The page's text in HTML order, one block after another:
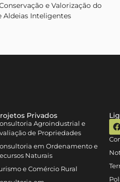
e Valorização do
Aldeias Inteligentes
Privados
Agroindustrial e
de Propriedades
em Ordenamento e
Naturais
e Comércio Rural